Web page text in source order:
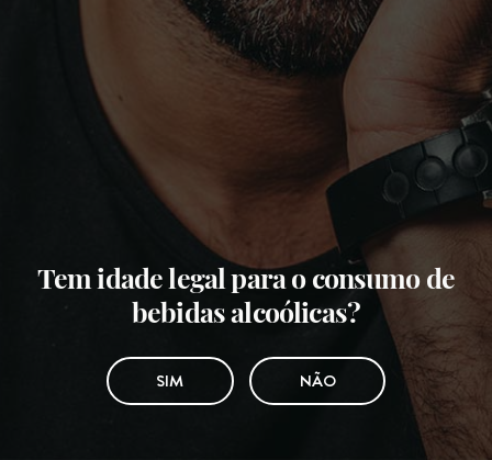
Tem idade legal para o consumo de
bebidas alcoólicas?
SIM NÃO